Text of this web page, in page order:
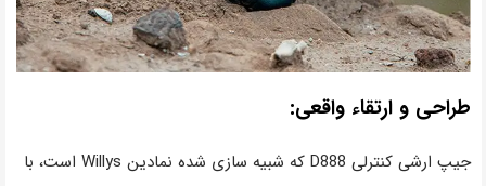
طراحی و ارتقاء واقعی:
جیپ ارشی کنترلی D888 که شبیه سازی شده نمادین Willys است، با